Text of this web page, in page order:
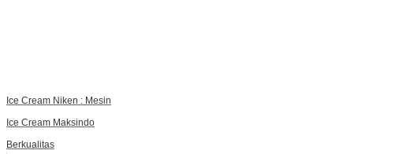
Ice Cream Niken : Mesin
Ice Cream Maksindo
Berkualitas